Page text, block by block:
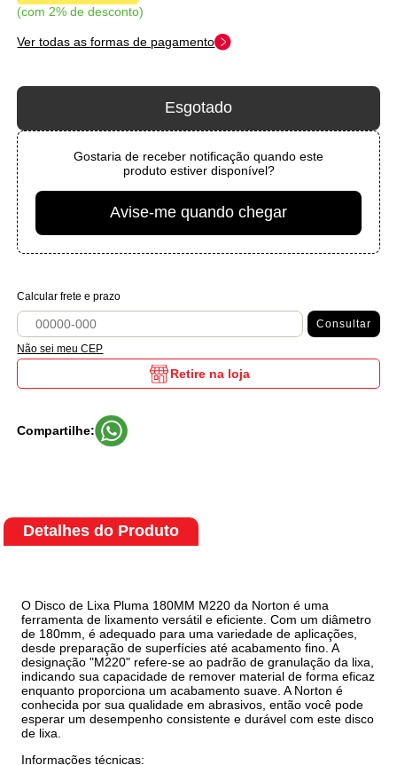
com 2% de desconto
Ver todas as formas de pagamento
Esgotado
Gostaria de receber notificação quando este
produto estiver disponível?
Avise-me quando chegar
Calcular frete e prazo
Consultar
Não sei meu CEP
Retire na loja
Compartilhe:
Detalhes do Produto
O Disco de Lixa Pluma 180MM M220 da Norton é uma
ferramenta de lixamento versátil e eficiente. Com um diâmetro
de 180mm, é adequado para uma variedade de aplicações,
desde preparação de superfícies até acabamento fino. A
designação "M220" refere-se ao padrão de granulação da lixa,
indicando sua capacidade de remover material de forma eficaz
enquanto proporciona um acabamento suave. A Norton é
conhecida por sua qualidade em abrasivos, então você pode
esperar um desempenho consistente e durável com este disco
de lixa.
Informações técnicas: